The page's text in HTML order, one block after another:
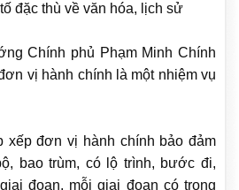
đặc thù về văn hóa, lịch sử
Chính phủ Phạm Minh Chính
vị hành chính là một nhiệm vụ
xếp đơn vị hành chính bảo đảm
bao trùm, có lộ trình, bước đi,
đoạn, mỗi giai đoạn có trọng